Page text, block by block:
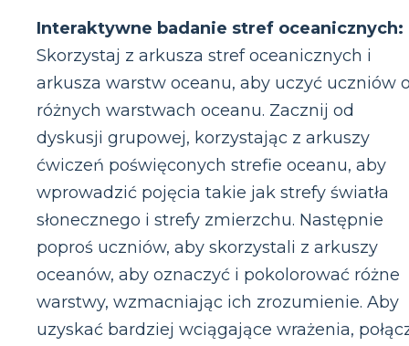
Interaktywne badanie stref oceanicznych:
Skorzystaj z arkusza stref oceanicznych i
arkusza warstw oceanu, aby uczyć uczniów
różnych warstwach oceanu. Zacznij od
dyskusji grupowej, korzystając z arkuszy
ćwiczeń poświęconych strefie oceanu, aby
wprowadzić pojęcia takie jak strefy światła
słonecznego i strefy zmierzchu. Następnie
poproś uczniów, aby skorzystali z arkuszy
oceanów, aby oznaczyć i pokolorować różne
warstwy, wzmacniając ich zrozumienie. Aby
uzyskać bardziej wciągające wrażenia,